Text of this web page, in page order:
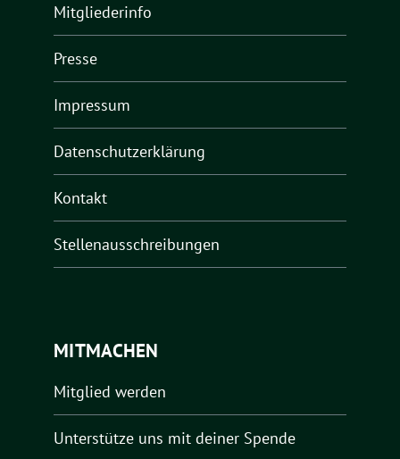
Mitgliederinfo
Presse
Impressum
Datenschutzerklärung
Kontakt
Stellenausschreibungen
MITMACHEN
Mitglied werden
Unterstütze uns mit deiner Spende